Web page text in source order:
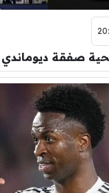
صفقة ديوماندي